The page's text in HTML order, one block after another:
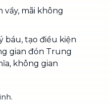
mãi không
báu, tạo điều kiện
gian đón Trung
không gian